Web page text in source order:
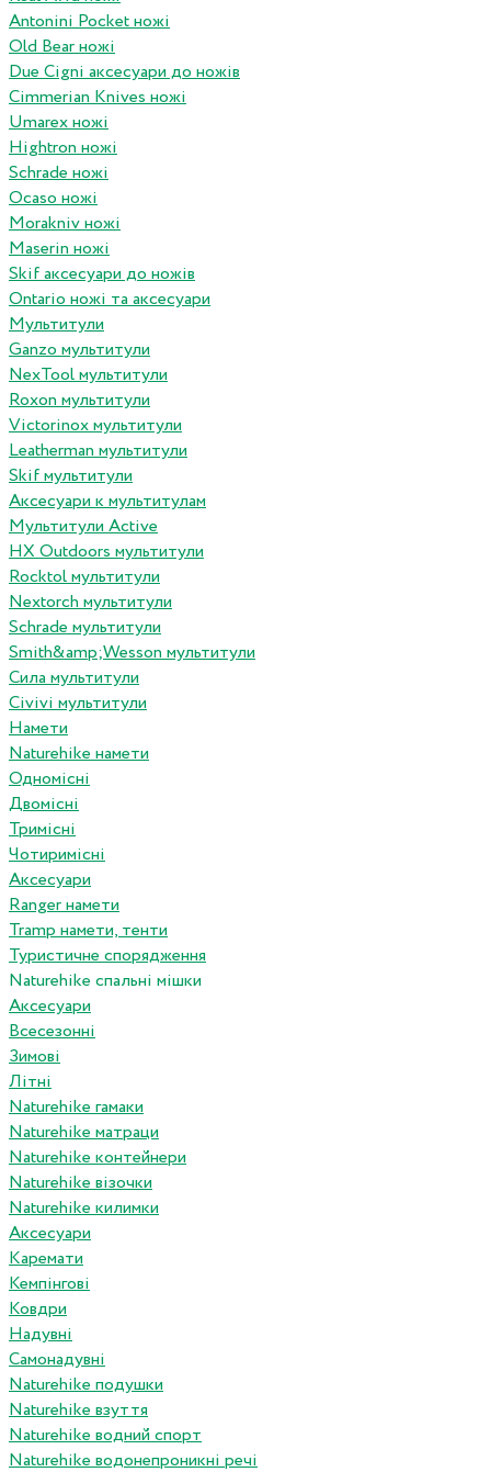
Antonini Pocket ножі
Old Bear ножі
Due Cigni аксесуари до ножів
Cimmerian Knives ножі
Umarex ножі
Hightron ножі
Schrade ножі
Ocaso ножі
Morakniv ножі
Maserin ножі
Skif аксесуари до ножів
Ontario ножі та аксесуари
Мультитули
Ganzo мультитули
NexTool мультитули
Roxon мультитули
Victorinox мультитули
Leatherman мультитули
Skif мультитули
Аксесуари к мультитулам
Мультитули Active
HX Outdoors мультитули
Rocktol мультитули
Nextorch мультитули
Schrade мультитули
Smith&amp;Wesson мультитули
Сила мультитули
Civivi мультитули
Намети
Naturehike намети
Одномісні
Двомісні
Тримісні
Чотиримісні
Аксесуари
Ranger намети
Tramp намети, тенти
Туристичне спорядження
Naturehike спальні мішки
Аксесуари
Всесезонні
Зимові
Літні
Naturehike гамаки
Naturehike матраци
Naturehike контейнери
Naturehike візочки
Naturehike килимки
Аксесуари
Каремати
Кемпінгові
Ковдри
Надувні
Самонадувні
Naturehike подушки
Naturehike взуття
Naturehike водний спорт
Naturehike водонепроникні речі